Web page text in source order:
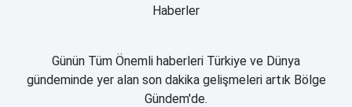
Haberler
Günün Tüm Önemli haberleri Türkiye ve Dünya
gündeminde yer alan son dakika gelişmeleri artık Bölge
Gündem'de.